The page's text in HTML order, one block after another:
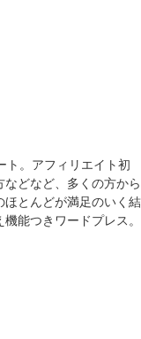
ト。アフィリエイト初
どなど、多くの方から
とんどが満足のいく結
能つきワードプレス。